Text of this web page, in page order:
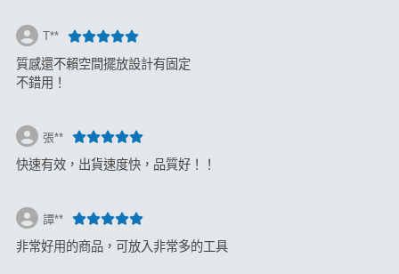
T**
質感還不賴空間擺放設計有固定
不錯用！
張**
快速有效，出貨速度快，品質好！！
譚**
非常好用的商品，可放入非常多的工具